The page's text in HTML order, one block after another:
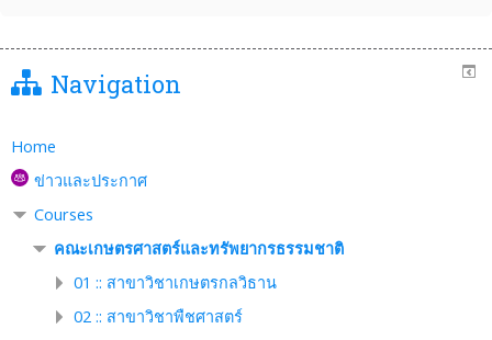
Navigation
Home
ข่าวและประกาศ
Courses
คณะเกษตรศาสตร์และทรัพยากรธรรมชาติ
01 :: สาขาวิชาเกษตรกลวิธาน
02 :: สาขาวิชาพืชศาสตร์